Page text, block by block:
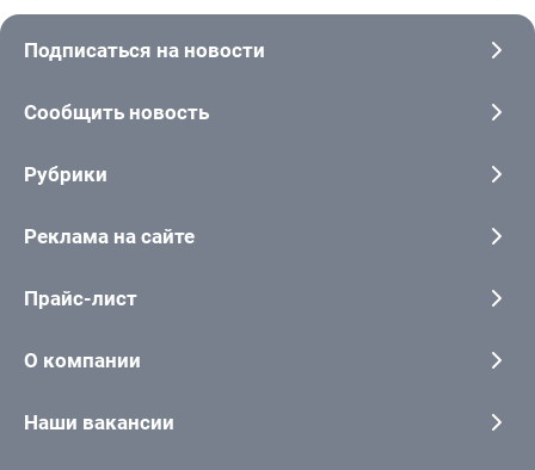
Подписаться на новости
Сообщить новость
Рубрики
Реклама на сайте
Прайс-лист
О компании
Наши вакансии